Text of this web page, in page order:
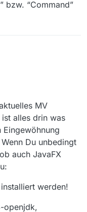
bzw. “Command”
Mint 19.3
nicht.
gefunden.
ein Java JRE ab
Sie das
JRE-Installation.
…
1501/solved-
auf-linux-mint-19-
1372/ubuntu-18-04-
1509/mv-startet-
gleiche Fehler.
MV
alles drin was
Eingewöhnung
Du unbedingt
auch JavaFX
werden!
openjdk,